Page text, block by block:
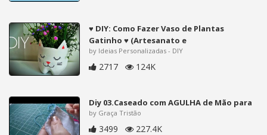
♥ DIY: Como Fazer Vaso de Plantas
Gatinho ♥ (Artesanato e
by Ideias Personalizadas - DIY
2717 124K
Diy 03.Caseado com AGULHA de Mão para
by Graça Tristão
3499 227.4K